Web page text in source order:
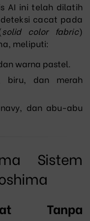
AI ini telah dilatih
cacat pada
solid color fabric)
meliputi:
warna pastel.
biru, dan merah
dan abu-abu
Sistem
Tanpa